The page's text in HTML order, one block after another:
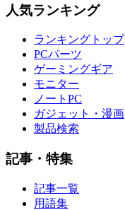
人気ランキング
ランキングトップ
PCパーツ
ゲーミングギア
モニター
ノートPC
ガジェット・漫画
製品検索
記事・特集
記事一覧
用語集